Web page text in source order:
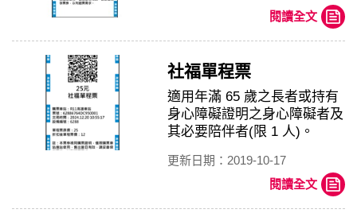
閱讀全文
社福單程票
適用年滿 65 歲之長者或持有
身心障礙證明之身心障礙者及
其必要陪伴者(限 1 人)。
更新日期：2019-10-17
閱讀全文